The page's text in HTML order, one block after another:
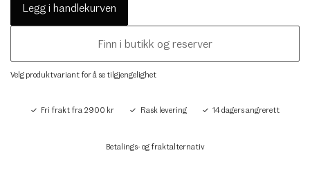
Legg i handlekurven
Finn i butikk og reserver
Velg produktvariant for å se tilgjengelighet
Fri frakt fra 2900 kr Rask levering 14 dagers angrerett
Betalings- og fraktalternativ